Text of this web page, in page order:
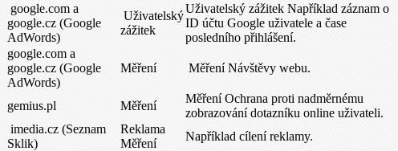
google.com a
google.cz (Google
AdWords)
Uživatelský
zážitek
Uživatelský zážitek Například záznam o
ID účtu Google uživatele a čase
posledního přihlášení.
google.com a
google.cz (Google
AdWords)
Měření Měření Návštěvy webu.
gemius.pl Měření
Měření Ochrana proti nadměrnému
zobrazování dotazníku online uživateli.
imedia.cz (Seznam
Sklik)
Reklama
Měření
Například cílení reklamy.